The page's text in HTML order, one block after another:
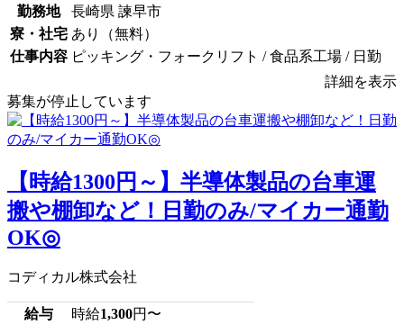
勤務地
長崎県 諫早市
寮・社宅 あり（無料）
仕事内容 ピッキング・フォークリフト / 食品系工場 / 日勤
詳細を表示
募集が停止しています
【時給1300円～】半導体製品の台車運
搬や棚卸など！日勤のみ/マイカー通勤
OK◎
コディカル株式会社
給与 時給1,300円〜